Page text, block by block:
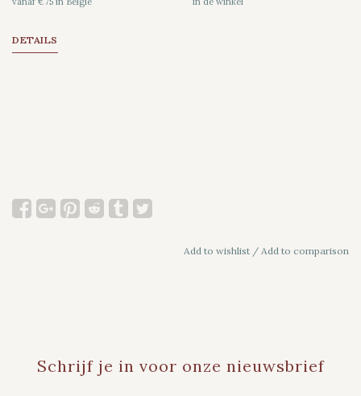
DETAILS
Add to wishlist / Add to comparison
Schrijf je in voor onze nieuwsbrief